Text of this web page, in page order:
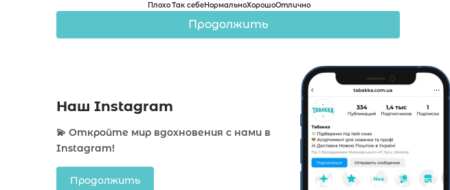
ПлохоТак себеНормальноХорошоОтлично
Продолжить
Наш Instagram
💫 Откройте мир вдохновения с нами в
Instagram!
Продолжить